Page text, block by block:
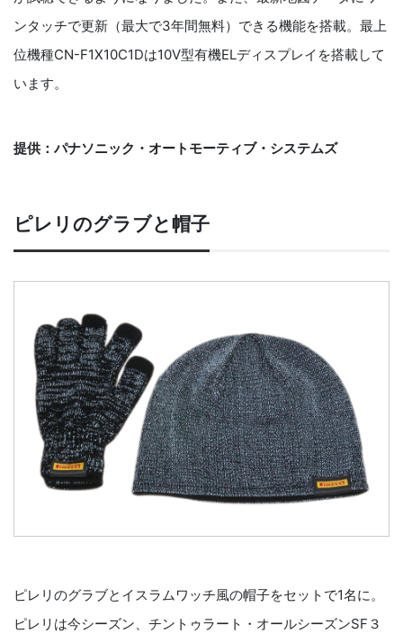
ンタッチで更新（最大で3年間無料）できる機能を搭載。最上
位機種CN-F1X10C1Dは10V型有機ELディスプレイを搭載して
います。
提供：パナソニック・オートモーティブ・システムズ
ピレリのグラブと帽子
ピレリのグラブとイスラムワッチ風の帽子をセットで1名に。
ピレリは今シーズン、チントゥラート・オールシーズンSF３